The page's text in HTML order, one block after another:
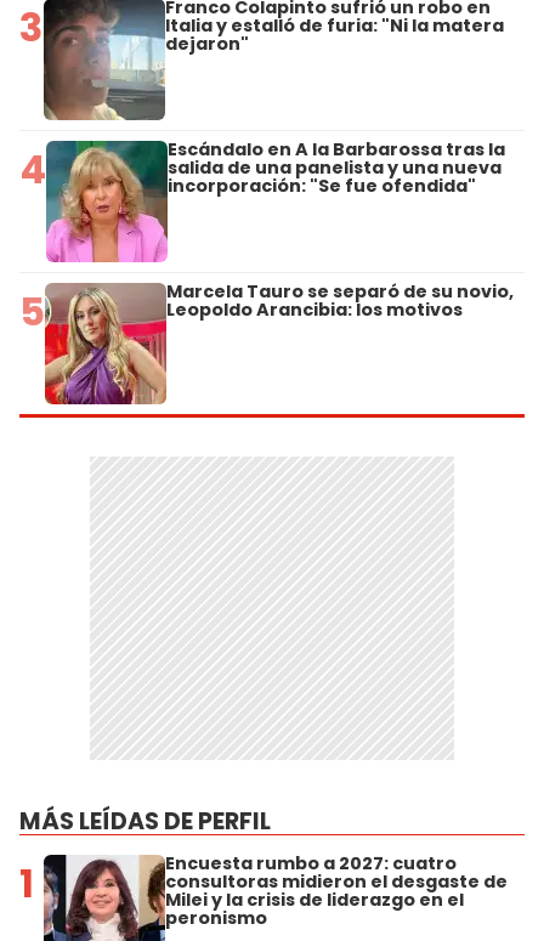
3 Franco Colapinto sufrió un robo en
Italia y estalló de furia: "Ni la matera
dejaron"
4 Escándalo en A la Barbarossa tras la
salida de una panelista y una nueva
incorporación: "Se fue ofendida"
5 Marcela Tauro se separó de su novio,
Leopoldo Arancibia: los motivos
MÁS LEÍDAS DE PERFIL
1 Encuesta rumbo a 2027: cuatro
consultoras midieron el desgaste de
Milei y la crisis de liderazgo en el
peronismo